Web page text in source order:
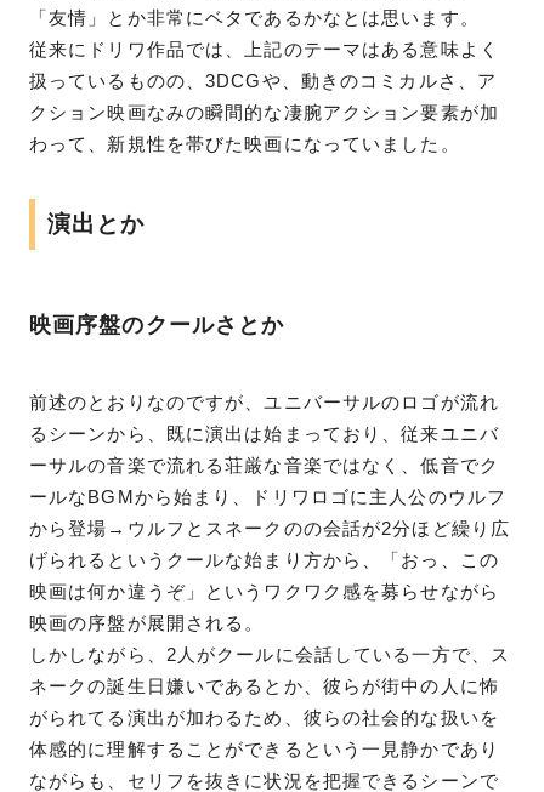
「友情」とか非常にベタであるかなとは思います。
従来にドリワ作品では、上記のテーマはある意味よく
扱っているものの、3DCGや、動きのコミカルさ、ア
クション映画なみの瞬間的な凄腕アクション要素が加
わって、新規性を帯びた映画になっていました。
演出とか
映画序盤のクールさとか
前述のとおりなのですが、ユニバーサルのロゴが流れ
るシーンから、既に演出は始まっており、従来ユニバ
ーサルの音楽で流れる荘厳な音楽ではなく、低音でク
ールなBGMから始まり、ドリワロゴに主人公のウルフ
から登場→ウルフとスネークのの会話が2分ほど繰り広
げられるというクールな始まり方から、「おっ、この
映画は何か違うぞ」というワクワク感を募らせながら
映画の序盤が展開される。
しかしながら、2人がクールに会話している一方で、ス
ネークの誕生日嫌いであるとか、彼らが街中の人に怖
がられてる演出が加わるため、彼らの社会的な扱いを
体感的に理解することができるという一見静かであり
ながらも、セリフを抜きに状況を把握できるシーンで